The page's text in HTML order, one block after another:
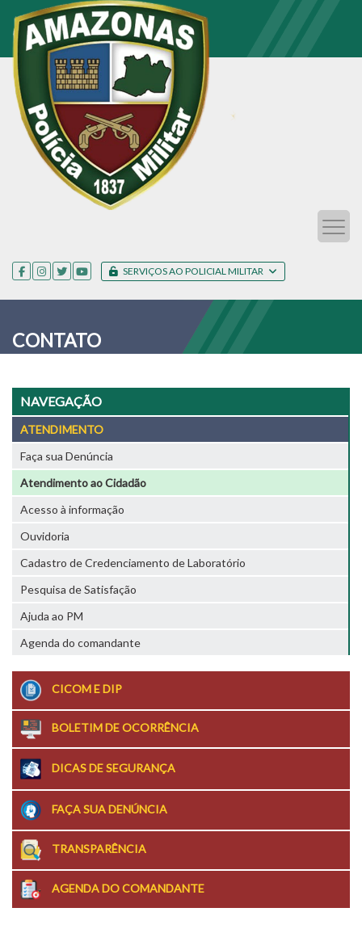
SERVIÇOS AO POLICIAL MILITAR
CONTATO
NAVEGAÇÃO
ATENDIMENTO
Faça sua Denúncia
Atendimento ao Cidadão
Acesso à informação
Ouvidoria
Cadastro de Credenciamento de Laboratório
Pesquisa de Satisfação
Ajuda ao PM
Agenda do comandante
CICOM E DIP
BOLETIM DE OCORRÊNCIA
DICAS DE SEGURANÇA
FAÇA SUA DENÚNCIA
TRANSPARÊNCIA
AGENDA DO COMANDANTE